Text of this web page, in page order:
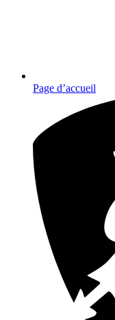
Page d’accueil